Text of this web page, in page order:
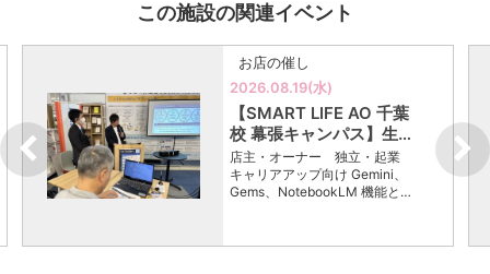
この施設の関連イベント
お店の催し
2026.08.19(水)
【SMART LIFE AO 千葉
校 幕張キャンパス】生…
店主・オーナー 独立・起業
キャリアアップ向け Gemini、
Gems、NotebookLM 機能と…